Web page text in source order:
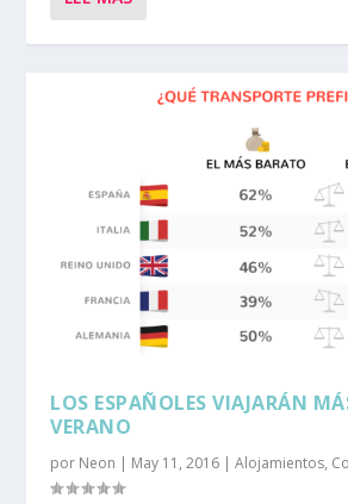
LOS ESPAÑOLES VIAJARÁN
VERANO
por Neon | May 11, 2016 |Alojamientos,